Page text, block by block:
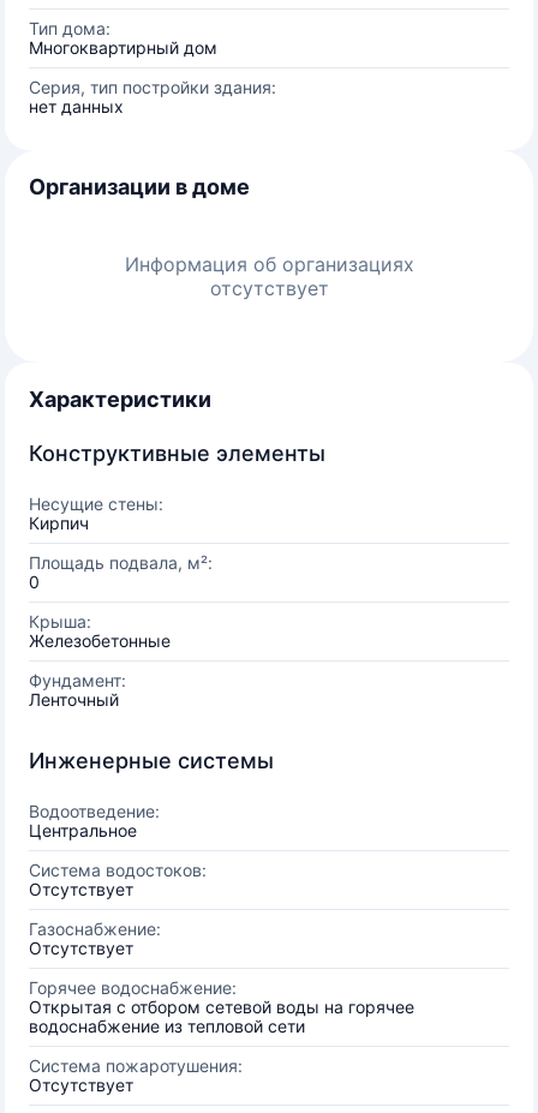
Тип дома:
Многоквартирный дом
Серия, тип постройки здания:
нет данных
Организации в доме
Информация об организациях
отсутствует
Характеристики
Конструктивные элементы
Несущие стены:
Кирпич
Площадь подвала, м²:
0
Крыша:
Железобетонные
Фундамент:
Ленточный
Инженерные системы
Водоотведение:
Центральное
Система водостоков:
Отсутствует
Газоснабжение:
Отсутствует
Горячее водоснабжение:
Открытая с отбором сетевой воды на горячее
водоснабжение из тепловой сети
Система пожаротушения:
Отсутствует